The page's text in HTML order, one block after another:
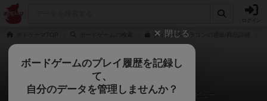
タイガー＆ドラゴンの通販/商品詳細
タイガー＆ドラゴン
ボードゲーム好き夫婦の楽しい毎日さんのレビュー
閉じる
ボードゲームのプレイ履歴を記録し
て、
自分のデータを管理しませんか？